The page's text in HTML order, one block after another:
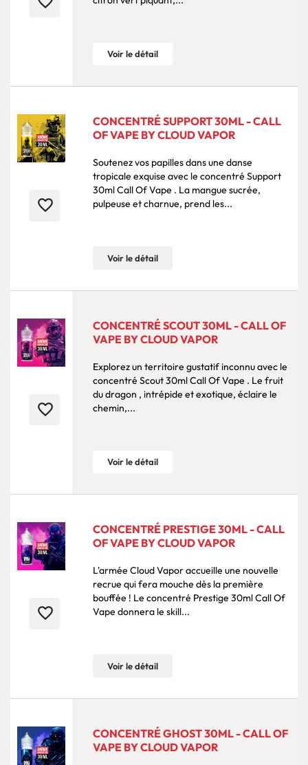
Voir le détail
favorite_border
CONCENTRÉ SUPPORT 30ML - CALL
OF VAPE BY CLOUD VAPOR
Soutenez vos papilles dans une danse
tropicale exquise avec le concentré Support
30ml Call Of Vape . La mangue sucrée,
pulpeuse et charnue, prend les...
Voir le détail
favorite_border
CONCENTRÉ SCOUT 30ML - CALL OF
VAPE BY CLOUD VAPOR
Explorez un territoire gustatif inconnu avec le
concentré Scout 30ml Call Of Vape . Le fruit
du dragon , intrépide et exotique, éclaire le
chemin,...
Voir le détail
favorite_border
CONCENTRÉ PRESTIGE 30ML - CALL
OF VAPE BY CLOUD VAPOR
L'armée Cloud Vapor accueille une nouvelle
recrue qui fera mouche dès la première
bouffée ! Le concentré Prestige 30ml Call Of
Vape donnera le skill...
Voir le détail
CONCENTRÉ GHOST 30ML - CALL OF
VAPE BY CLOUD VAPOR